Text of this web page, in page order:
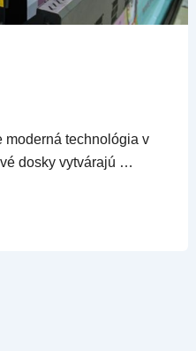
moderná technológia v
dosky vytvárajú …